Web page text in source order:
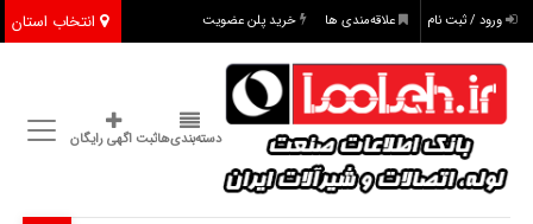
انتخاب استان ورود / ثبت نام علاقه‌مندی ها خرید پلن عضویت
دسته‌بندی‌هاثبت اگهی رایگان